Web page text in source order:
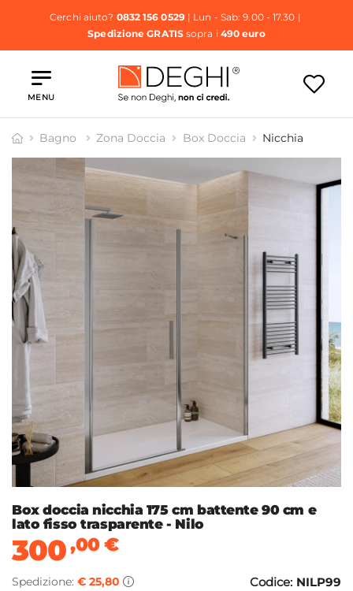
Cerchi aiuto? 0832 156 0529| Lun - Sab: 9.00 - 17.30 |
Spedizione GRATISsopra i 490 euro
MENU
Bagno Zona Doccia Box Doccia Nicchia
Box doccia nicchia 175 cm battente 90 cm e
lato fisso trasparente - Nilo
300,00€
Spedizione: € 25,80 Codice: NILP99